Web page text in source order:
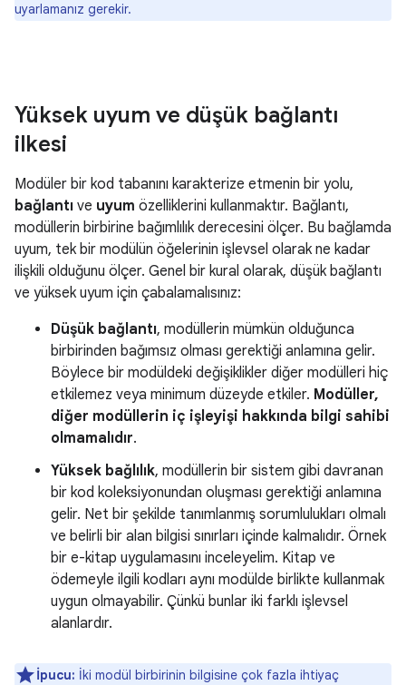
uyarlamanız gerekir.
Yüksek uyum ve düşük bağlantı
ilkesi
Modüler bir kod tabanını karakterize etmenin bir yolu,
bağlantı ve uyum özelliklerini kullanmaktır. Bağlantı,
modüllerin birbirine bağımlılık derecesini ölçer. Bu bağlamda
uyum, tek bir modülün öğelerinin işlevsel olarak ne kadar
ilişkili olduğunu ölçer. Genel bir kural olarak, düşük bağlantı
ve yüksek uyum için çabalamalısınız:
Düşük bağlantı, modüllerin mümkün olduğunca
birbirinden bağımsız olması gerektiği anlamına gelir.
Böylece bir modüldeki değişiklikler diğer modülleri hiç
etkilemez veya minimum düzeyde etkiler. Modüller,
diğer modüllerin iç işleyişi hakkında bilgi sahibi
olmamalıdır.
Yüksek bağlılık, modüllerin bir sistem gibi davranan
bir kod koleksiyonundan oluşması gerektiği anlamına
gelir. Net bir şekilde tanımlanmış sorumlulukları olmalı
ve belirli bir alan bilgisi sınırları içinde kalmalıdır. Örnek
bir e-kitap uygulamasını inceleyelim. Kitap ve
ödemeyle ilgili kodları aynı modülde birlikte kullanmak
uygun olmayabilir. Çünkü bunlar iki farklı işlevsel
alanlardır.
İpucu: İki modül birbirinin bilgisine çok fazla ihtiyaç